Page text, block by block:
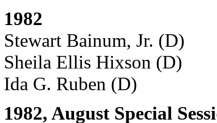
1982
Stewart Bainum, Jr. (D)
Sheila Ellis Hixson (D)
Ida G. Ruben (D)
1982, August Special